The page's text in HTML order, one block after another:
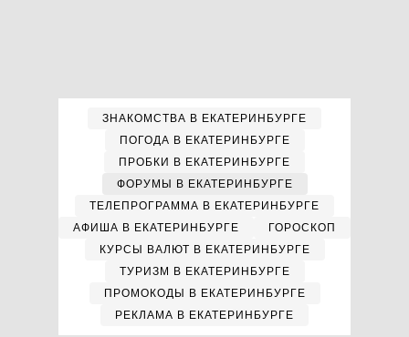
ЗНАКОМСТВА В ЕКАТЕРИНБУРГЕ
ПОГОДА В ЕКАТЕРИНБУРГЕ
ПРОБКИ В ЕКАТЕРИНБУРГЕ
ФОРУМЫ В ЕКАТЕРИНБУРГЕ
ТЕЛЕПРОГРАММА В ЕКАТЕРИНБУРГЕ
АФИША В ЕКАТЕРИНБУРГЕ
ГОРОСКОП
КУРСЫ ВАЛЮТ В ЕКАТЕРИНБУРГЕ
ТУРИЗМ В ЕКАТЕРИНБУРГЕ
ПРОМОКОДЫ В ЕКАТЕРИНБУРГЕ
РЕКЛАМА В ЕКАТЕРИНБУРГЕ